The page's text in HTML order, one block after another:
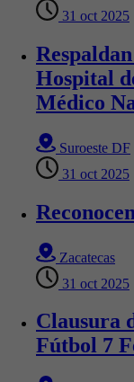
31 oct 2025
Hospital
Médico
Suroeste DF
31 oct 2025
Zacatecas
31 oct 2025
Clausura
Fútbol 7